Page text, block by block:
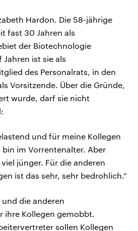
Hardon. Die 58-jährige
fast 30 Jahren als
der Biotechnologie
ist sie als
des Personalrats, in den
Vorsitzende. Über die Gründe,
wurde, darf sie nicht
und für meine Kollegen
im Vorrentenalter. Aber
jünger. Für die anderen
ist das sehr, sehr bedrohlich.“
die anderen
ihre Kollegen gemobbt.
sollen Kollegen